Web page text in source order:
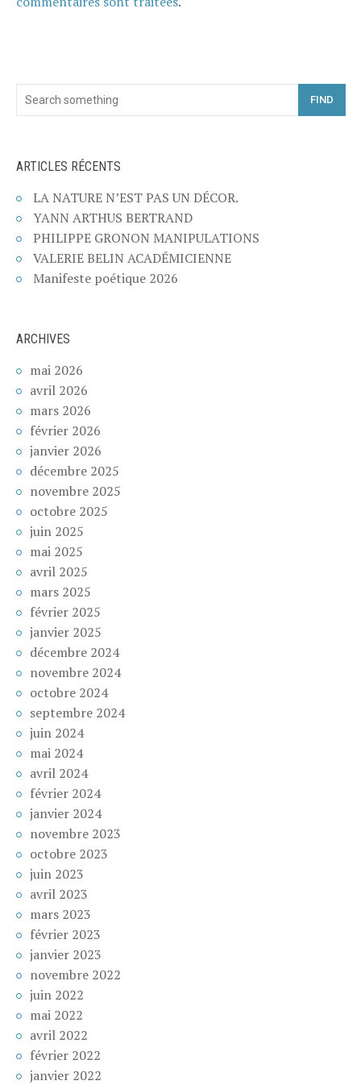
FIND
ARTICLES RÉCENTS
LA NATURE N’EST PAS UN DÉCOR.
YANN ARTHUS BERTRAND
PHILIPPE GRONON MANIPULATIONS
VALERIE BELIN ACADÉMICIENNE
Manifeste poétique 2026
ARCHIVES
mai 2026
avril 2026
mars 2026
février 2026
janvier 2026
décembre 2025
novembre 2025
octobre 2025
juin 2025
mai 2025
avril 2025
mars 2025
février 2025
janvier 2025
décembre 2024
novembre 2024
octobre 2024
septembre 2024
juin 2024
mai 2024
avril 2024
février 2024
janvier 2024
novembre 2023
octobre 2023
juin 2023
avril 2023
mars 2023
février 2023
janvier 2023
novembre 2022
juin 2022
mai 2022
avril 2022
février 2022
janvier 2022